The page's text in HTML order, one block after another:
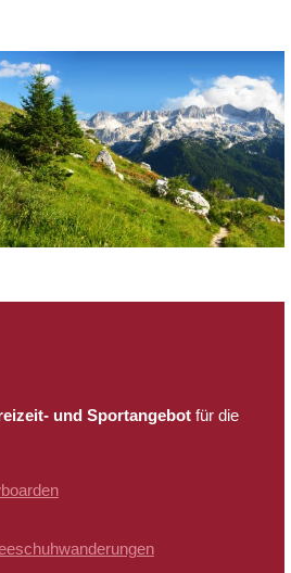
und Sportangebotfür die